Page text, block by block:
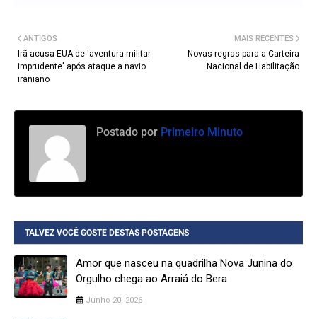
MAIS RECENTES
Novas regras para a Carteira
Nacional de Habilitação
ANTIGOS
Irã acusa EUA de 'aventura militar
imprudente' após ataque a navio
iraniano
Postado por Primeiro Minuto
TALVEZ VOCÊ GOSTE DESTAS POSTAGENS
Amor que nasceu na quadrilha Nova Junina do
Orgulho chega ao Arraiá do Bera
Junho 20, 2026